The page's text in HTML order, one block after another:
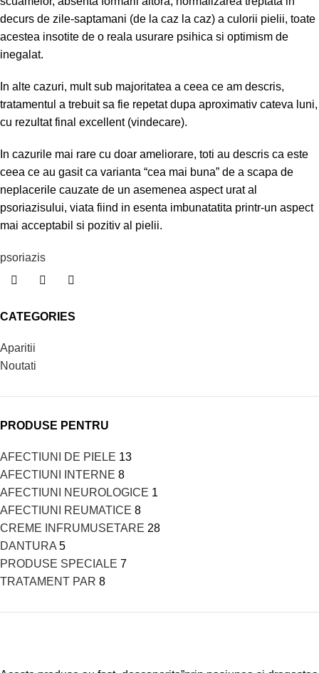
decurs de zile-saptamani (de la caz la caz) a culorii pielii, toate
acestea insotite de o reala usurare psihica si optimism de
inegalat.
In alte cazuri, mult sub majoritatea a ceea ce am descris,
tratamentul a trebuit sa fie repetat dupa aproximativ cateva luni,
cu rezultat final excellent (vindecare).
In cazurile mai rare cu doar ameliorare, toti au descris ca este
ceea ce au gasit ca varianta “cea mai buna” de a scapa de
neplacerile cauzate de un asemenea aspect urat al
psoriazisului, viata fiind in esenta imbunatatita printr-un aspect
mai acceptabil si pozitiv al pielii.
psoriazis
CATEGORIES
Aparitii
Noutati
PRODUSE PENTRU
AFECTIUNI DE PIELE 13
AFECTIUNI INTERNE 8
AFECTIUNI NEUROLOGICE 1
AFECTIUNI REUMATICE 8
CREME INFRUMUSETARE 28
DANTURA 5
PRODUSE SPECIALE 7
TRATAMENT PAR 8